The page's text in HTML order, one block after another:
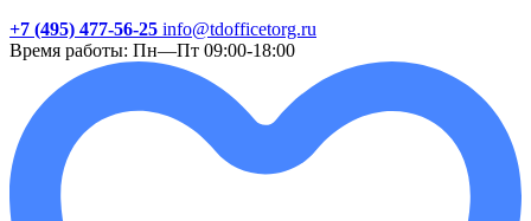
+7 (495) 477-56-25 info@tdofficetorg.ru
Время работы: Пн—Пт 09:00-18:00